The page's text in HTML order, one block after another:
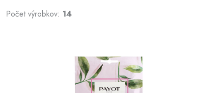
Počet výrobkov: 14